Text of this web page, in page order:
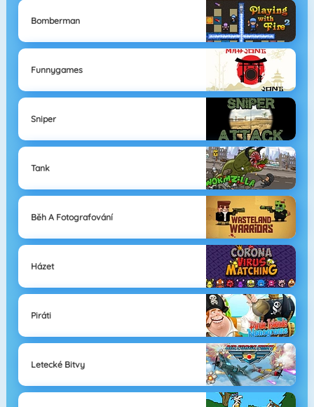
Bomberman
Funnygames
Sniper
Tank
Běh A Fotografování
Házet
Piráti
Letecké Bitvy